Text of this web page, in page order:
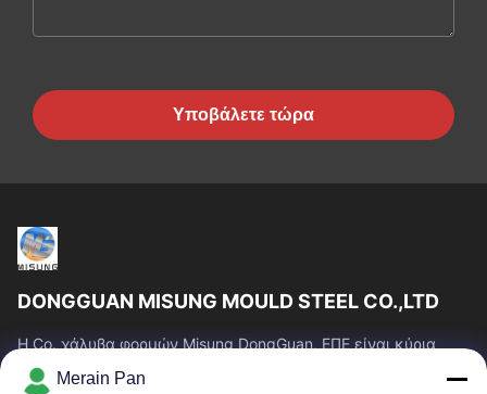
Υποβάλετε τώρα
DONGGUAN MISUNG MOULD STEEL CO.,LTD
Η Co. χάλυβα φορμών Misung DongGuan, ΕΠΕ είναι κύρια
επιχείρηση του ανεφοδιασμού που ο πλαστικός χάλυβας
κύβων, καυτός χάλυβας εργασίας, κρύος...
Merain Pan